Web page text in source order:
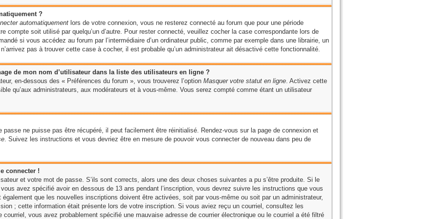
?
automatiquement lors de votre connexion, vous ne resterez connecté au forum que pour une période
compte soit utilisé par quelqu’un d’autre. Pour rester connecté, veuillez cocher la case correspondante lors de
si vous accédez au forum par l’intermédiaire d’un ordinateur public, comme par exemple dans une librairie, un
pas à trouver cette case à cocher, il est probable qu’un administrateur ait désactivé cette fonctionnalité.
de mon nom d’utilisateur dans la liste des utilisateurs en ligne ?
en-dessous des « Préférences du forum », vous trouverez l’option Masquer votre statut en ligne. Activez cette
qu’aux administrateurs, aux modérateurs et à vous-même. Vous serez compté comme étant un utilisateur
ne puisse pas être récupéré, il peut facilement être réinitialisé. Rendez-vous sur la page de connexion et
. Suivez les instructions et vous devriez être en mesure de pouvoir vous connecter de nouveau dans peu de
connecter !
et votre mot de passe. S’ils sont corrects, alors une des deux choses suivantes a pu s’être produite. Si le
avez spécifié avoir en dessous de 13 ans pendant l’inscription, vous devrez suivre les instructions que vous
que les nouvelles inscriptions doivent être activées, soit par vous-même ou soit par un administrateur,
; cette information était présente lors de votre inscription. Si vous aviez reçu un courriel, consultez les
vous avez probablement spécifié une mauvaise adresse de courrier électronique ou le courriel a été filtré